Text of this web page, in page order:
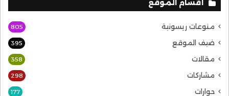
أقسام الموقع
منوعات ريسونية 805
ضيف الموقع 395
مقالات 358
مشاركات 298
حوارات 177